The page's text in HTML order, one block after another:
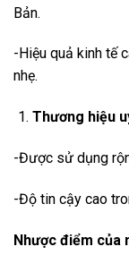
Bản.
-Hiệu quả kinh tế
nhẹ.
Thương hiệu
-Được sử dụng
-Độ tin cậy cao
Nhược điểm của